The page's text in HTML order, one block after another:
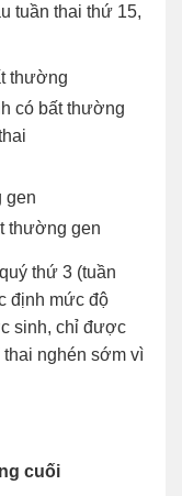
tuần thai thứ 15,
thường
có bất thường
gen
thường gen
thứ 3 (tuần
định mức độ
sinh, chỉ được
nghén sớm vì
cuối